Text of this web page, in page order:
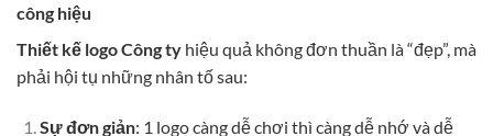
công hiệu
Thiết kế logo Công ty hiệu quả không đơn thuần là “đẹp”, mà
phải hội tụ những nhân tố sau:
Sự đơn giản: 1 logo càng dễ chơi thì càng dễ nhớ và dễ